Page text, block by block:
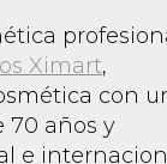
Ximart,
con
70 años y
e